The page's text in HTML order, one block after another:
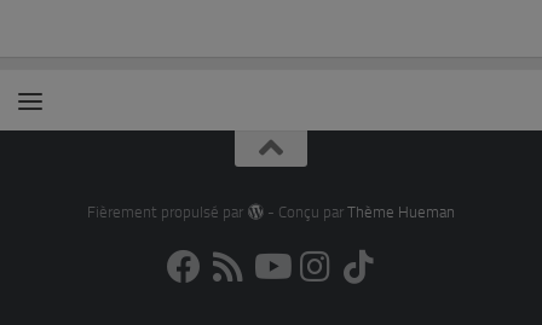
Fièrement propulsé par - Conçu par Thème Hueman